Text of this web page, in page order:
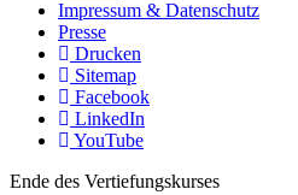
Impressum & Datenschutz
Presse
Drucken
Sitemap
Facebook
LinkedIn
YouTube
Ende des Vertiefungskurses